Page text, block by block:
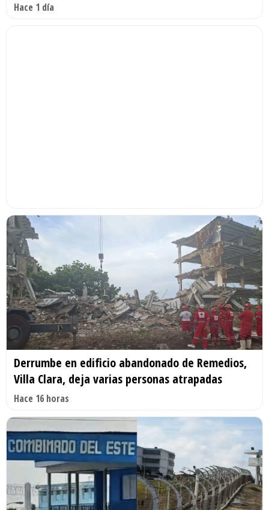
Hace 1 día
Derrumbe en edificio abandonado de Remedios,
Villa Clara, deja varias personas atrapadas
Hace 16 horas